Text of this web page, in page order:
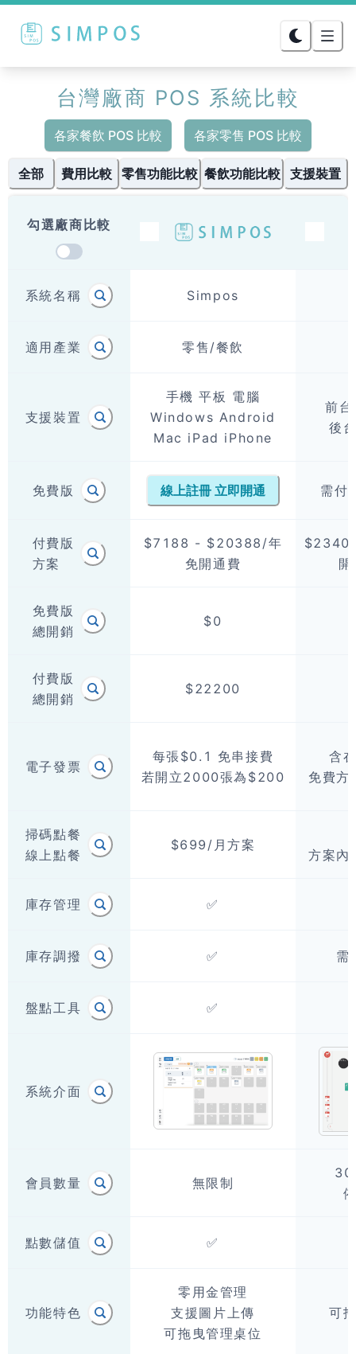
台灣廠商 POS 系統比較
各家餐飲 POS 比較 各家零售 POS 比較
全部 費用比較 零售功能比較 餐飲功能比較 支援裝置
勾選廠商比較
系統名稱 Simpos
適用產業 零售/餐飲
支援裝置
手機 平板 電腦
Windows Android
Mac iPad iPhone
前
後
免費版 線上註冊 立即開通 需付
付費版
方案
$7188 - $20388/年
免開通費
免費版
總開銷
$0
付費版
總開銷
$22200
電子發票
每張$0.1 免串接費
若開立2000張為$200
含
免費方
掃碼點餐
線上點餐
$699/月方案
方案內
庫存管理 ✅
庫存調撥 ✅ 需
盤點工具 ✅
系統介面
會員數量 無限制
點數儲值 ✅
功能特色
零用金管理
支援圖片上傳
可拖曳管理桌位
可